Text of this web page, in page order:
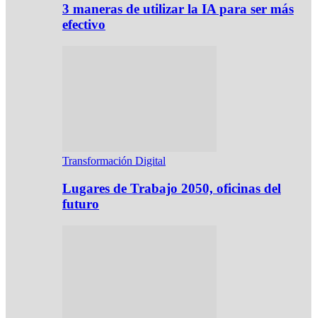
3 maneras de utilizar la IA para ser más
efectivo
Transformación Digital
Lugares de Trabajo 2050, oficinas del
futuro